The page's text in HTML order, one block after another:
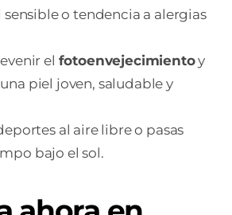
sensible o tendencia a alergias
el fotoenvejecimientoy
piel joven, saludable y
al aire libre o pasas
bajo el sol.